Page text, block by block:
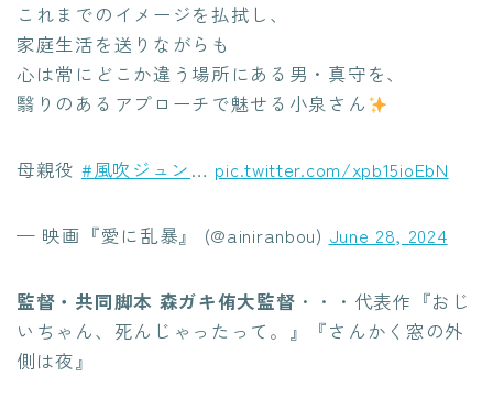
これまでのイメージを払拭し、
家庭生活を送りながらも
心は常にどこか違う場所にある男・真守を、
翳りのあるアプローチで魅せる小泉さん
母親役 #風吹ジュン … pic.twitter.com/xpb15ioEbN
— 映画『愛に乱暴』 (@ainiranbou) June 28, 2024
監督・共同脚本 森ガキ侑大監督 ・・・代表作『おじ
いちゃん、死んじゃったって。』『さんかく窓の外
側は夜』